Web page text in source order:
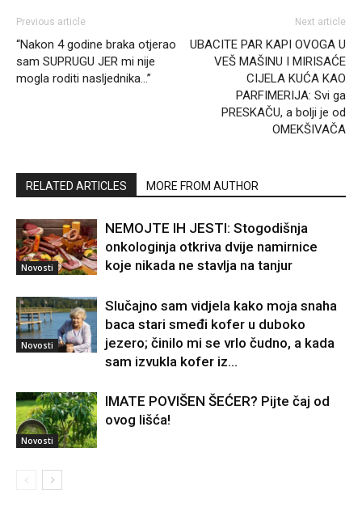
Previous article
“Nakon 4 godine braka otjerao
sam SUPRUGU JER mi nije
mogla roditi nasljednika…”
Next article
UBACITE PAR KAPI OVOGA U
VEŠ MAŠINU I MIRISAĆE
CIJELA KUĆA KAO
PARFIMERIJA: Svi ga
PRESKAČU, a bolji je od
OMEKŠIVAČA
RELATED ARTICLES MORE FROM AUTHOR
Novosti
NEMOJTE IH JESTI: Stogodišnja
onkologinja otkriva dvije namirnice
koje nikada ne stavlja na tanjur
Novosti
Slučajno sam vidjela kako moja snaha
baca stari smeđi kofer u duboko
jezero; činilo mi se vrlo čudno, a kada
sam izvukla kofer iz...
Novosti
IMATE POVIŠEN ŠEĆER? Pijte čaj od
ovog lišća!